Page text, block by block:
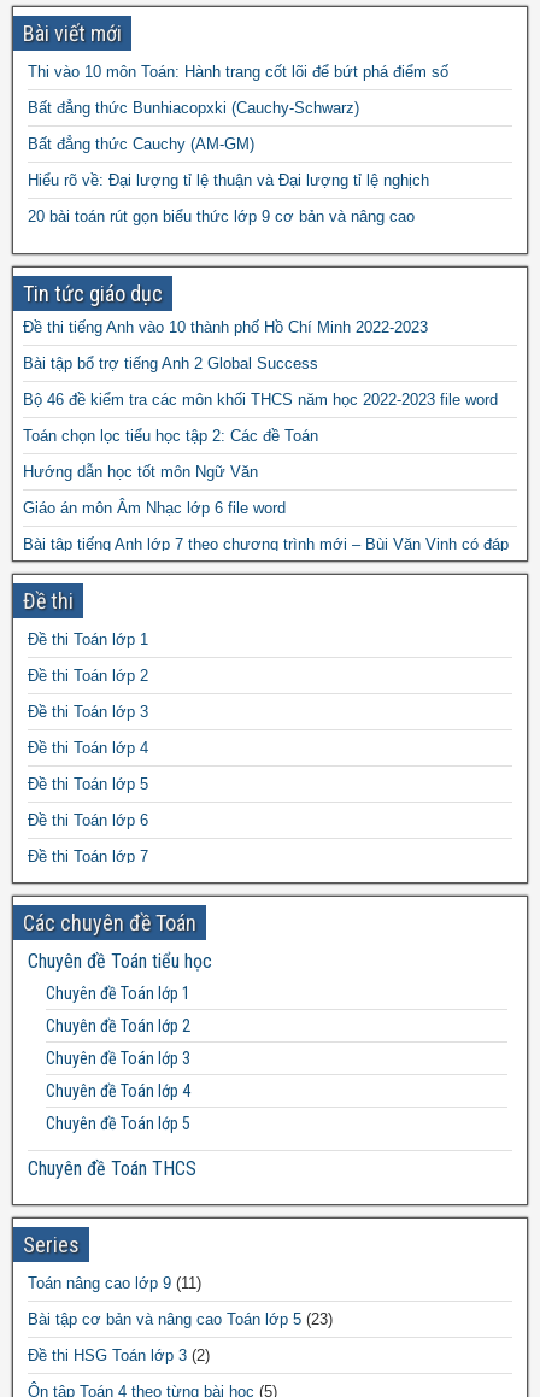
9 đề thi hsg toán 6
đề thi
hsg toán 8đề thi hsg toán 9 đề thi olympic
toán đề thi thử vào 10 đề thi toán chuyên
vào 10 môn toán năm 2022đề thi vào
10 môn toán năm 2023 đề thi vào 10 môn toán
năm 2024
Bài viết mới
Thi vào 10 môn Toán: Hành trang cốt lõi để bứt phá điểm số
Bất đẳng thức Bunhiacopxki (Cauchy-Schwarz)
Bất đẳng thức Cauchy (AM-GM)
Hiểu rõ về: Đại lượng tỉ lệ thuận và Đại lượng tỉ lệ nghịch
20 bài toán rút gọn biểu thức lớp 9 cơ bản và nâng cao
Tin tức giáo dục
Đề thi tiếng Anh vào 10 thành phố Hồ Chí Minh 2022-2023
Bài tập bổ trợ tiếng Anh 2 Global Success
Bộ 46 đề kiểm tra các môn khối THCS năm học 2022-2023 file word
Toán chọn lọc tiểu học tập 2: Các đề Toán
Hướng dẫn học tốt môn Ngữ Văn
Giáo án môn Âm Nhạc lớp 6 file word
Bài tập tiếng Anh lớp 7 theo chương trình mới – Bùi Văn Vinh có đáp
án
Đề thi vào 10 môn Ngữ Văn tỉnh Quảng Ninh 2024-2025
Giáo án Vật lý lớp 6 file word
Đề kiểm tra tham khảo môn tiếng Anh 2 có đáp án
Đề thi
Đề thi Toán lớp 1
Đề thi Toán lớp 2
Đề thi Toán lớp 3
Đề thi Toán lớp 4
Đề thi Toán lớp 5
Đề thi Toán lớp 6
Đề thi Toán lớp 7
Đề thi Toán lớp 8
Đề thi Toán lớp 9
Đề thi Toán lớp 10
Đề thi Toán lớp 11
Đề thi Toán lớp 12
Các chuyên đề Toán
Chuyên đề Toán tiểu học
Chuyên đề Toán lớp 1
Chuyên đề Toán lớp 2
Chuyên đề Toán lớp 3
Chuyên đề Toán lớp 4
Chuyên đề Toán lớp 5
Chuyên đề Toán THCS
Bất đẳng thức THCS
Chuyên đề Toán lớp 6
Chuyên đề Toán lớp 7
Chuyên đề Toán lớp 8
Chuyên đề Toán lớp 9
Chuyên đề Toán THPT
Series
Toán nâng cao lớp 9 (11)
Bài tập cơ bản và nâng cao Toán lớp 5 (23)
Đề thi HSG Toán lớp 3 (2)
Ôn tập Toán 4 theo từng bài học (5)